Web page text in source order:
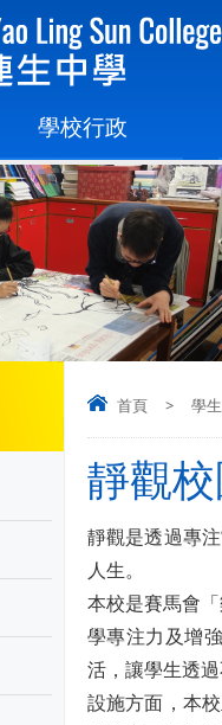
學校行政
首頁 > 學
靜觀
靜觀是透過專
人生。
本校是賽馬會
學專注力及增
活，讓學生透
設施方面，本